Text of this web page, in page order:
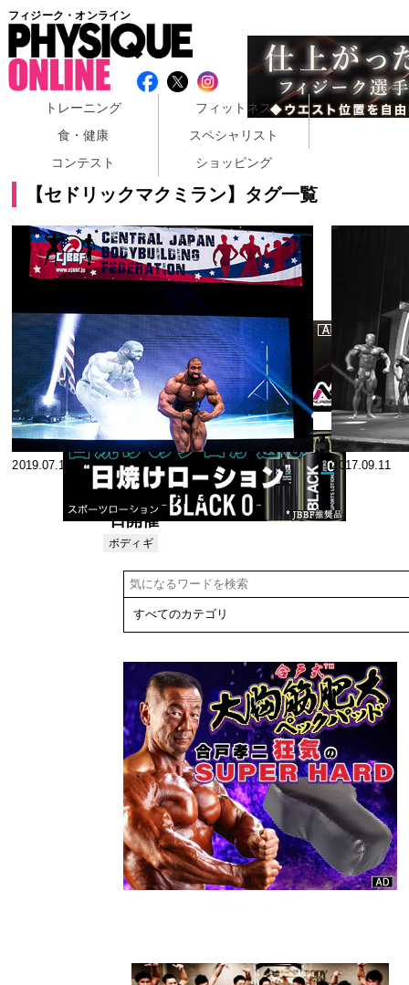
フィジーク・オンライン
トレーニング
フィットネス
食・健康
スペシャリスト
コンテスト
ショッピング
【セドリックマクミラン】タグ一覧
2019.07.19
2019月7月13
日開催
CJBBF USA-
ドシップカッ
プin東京
【guest
ボディギ
2017.09.11